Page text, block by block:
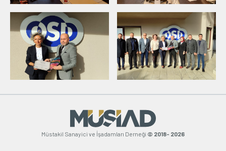
Müstakil Sanayici ve İşadamları Derneği © 2018- 2026